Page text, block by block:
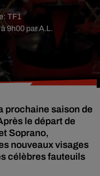
9h00 par A.L.
TF1
prochaine saison de
le départ de
Soprano,
nouveaux visages
célèbres fauteuils